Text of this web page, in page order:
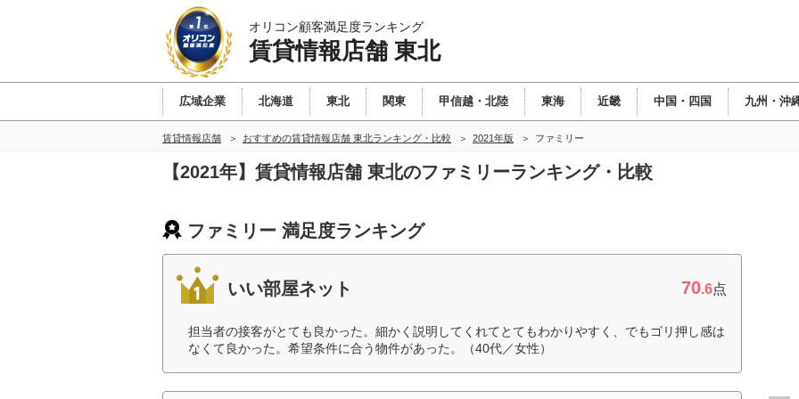
オリコン顧客満足度ランキング
賃貸情報店舗 東北
広域企業 北海道 東北 関東 甲信越・北陸 東海 近畿 中国・四国 九州・沖
賃貸情報店舗 おすすめの賃貸情報店舗 東北ランキング・比較 2021年版 ファミリー
【2021年】賃貸情報店舗 東北のファミリーランキング・比較
ファミリー 満足度ランキング
いい部屋ネット 70.6点
担当者の接客がとても良かった。細かく説明してくれてとてもわかりやすく、でもゴリ押し感は
なくて良かった。希望条件に合う物件があった。（40代／女性）